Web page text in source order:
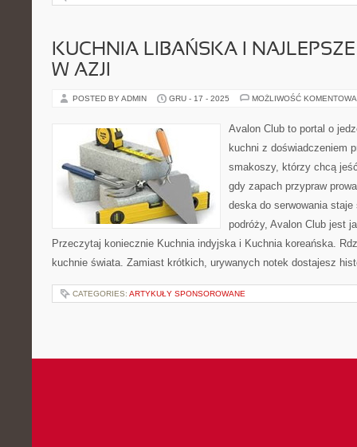
KUCHNIA LIBAŃSKA I NAJLEPSZE
W AZJI
POSTED BY ADMIN GRU - 17 - 2025 MOŻLIWOŚĆ
Avalon Club to portal o
kuchni z doświadczeniem
smakoszy, którzy chcą
gdy zapach przypraw
deska do serwowania
podróży, Avalon Club jest
Przeczytaj koniecznie Kuchnia indyjska i Kuchnia koreańska.
kuchnie świata. Zamiast krótkich, urywanych notek dostajesz
CATEGORIES: ARTYKUŁY SPONSOROWANE